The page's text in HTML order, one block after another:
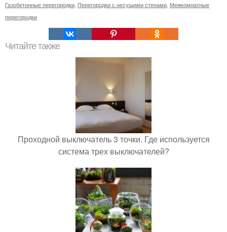
Газобетонные перегородки, Перегородки с несущими стенами, Межкомнатные
перегородки
Читайте также
Проходной выключатель 3 точки. Где используется
система трех выключателей?